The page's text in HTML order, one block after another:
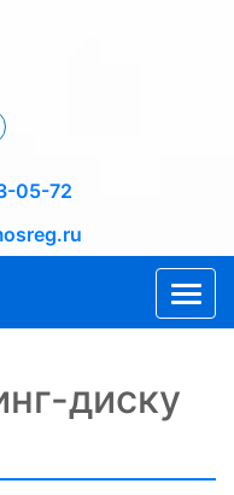
05-72
диску